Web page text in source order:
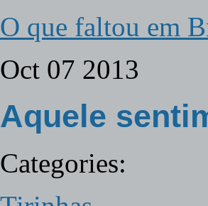
O que faltou em
Oct 07 2013
Aquele
Categories: